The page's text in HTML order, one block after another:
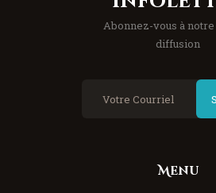
Abonnez-vous à
diffusion
Menu